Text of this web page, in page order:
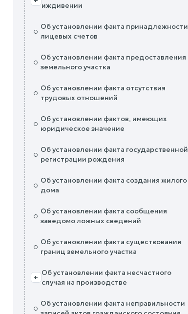
иждивении
○ Об установлении факта принадлежности
лицевых счетов
○ Об установлении факта предоставления
земельного участка
○ Об установлении факта отсутствия
трудовых отношений
○ Об установлении фактов, имеющих
юридическое значение
○ Об установлении факта государственной
регистрации рождения
○ Об установлении факта создания жилого
дома
○ Об установлении факта сообщения
заведомо ложных сведений
○ Об установлении факта существования
границ земельного участка
+
Об установлении факта несчастного
случая на производстве
○ Об установлении факта неправильности